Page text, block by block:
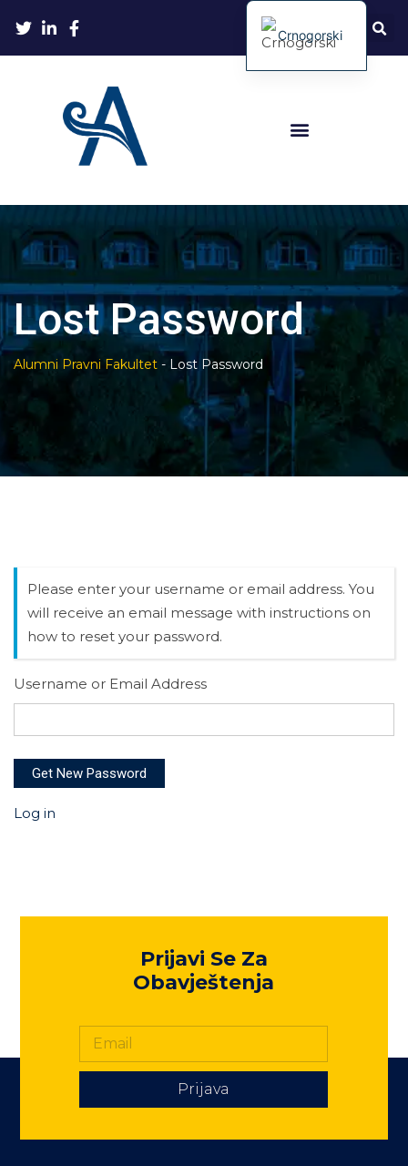
Lost Password
Alumni Pravni Fakultet - Lost Password
Please enter your username or email address. You
will receive an email message with instructions on
how to reset your password.
Username or Email Address
Get New Password
Log in
Prijavi Se Za
Obavještenja
Prijava
Crnogorski